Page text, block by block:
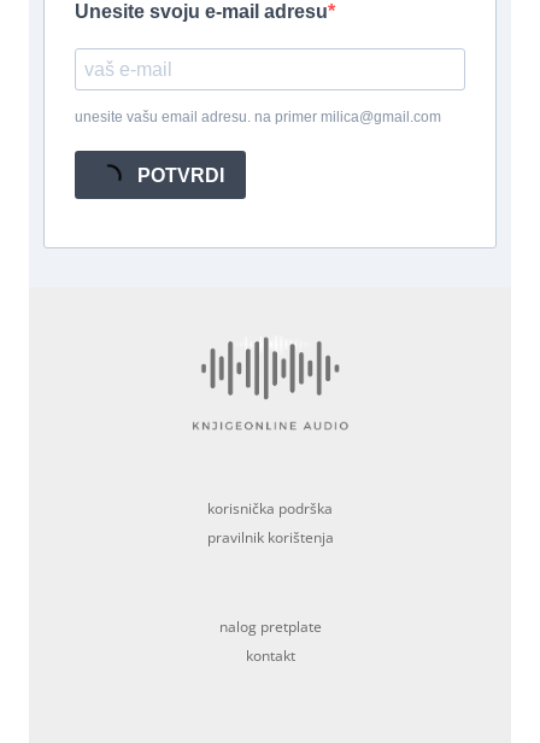
Unesite svoju e-mail adresu
unesite vašu email adresu. na primer milica@gmail.com
POTVRDI
korisnička podrška
pravilnik korištenja
nalog pretplate
kontakt